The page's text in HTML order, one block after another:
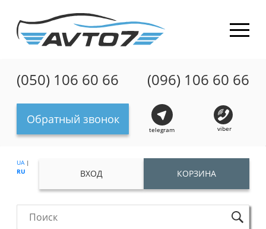
(050) 106 60 66 (096) 106 60 66
Обратный звонок
telegram viber
UA|
RU
ВХОД КОРЗИНА